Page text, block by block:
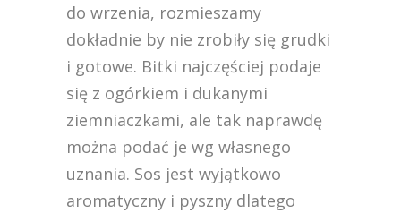
do wrzenia, rozmieszamy
dokładnie by nie zrobiły się grudki
i gotowe. Bitki najczęściej podaje
się z ogórkiem i dukanymi
ziemniaczkami, ale tak naprawdę
można podać je wg własnego
uznania. Sos jest wyjątkowo
aromatyczny i pyszny dlatego